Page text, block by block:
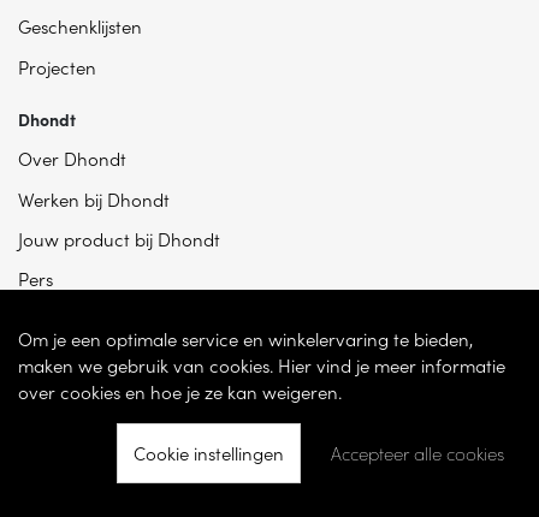
Geschenklijsten
Projecten
Dhondt
Over Dhondt
Werken bij Dhondt
Jouw product bij Dhondt
Pers
© 2026 - Dhondt Interieur NV – Ondernemingsnummer BE 0865 787 950 –
Om je een optimale service en winkelervaring te bieden,
maken we gebruik van cookies. Hier vind je meer informatie
over cookies en hoe je ze kan weigeren.
Cookie instellingen Accepteer alle cookies